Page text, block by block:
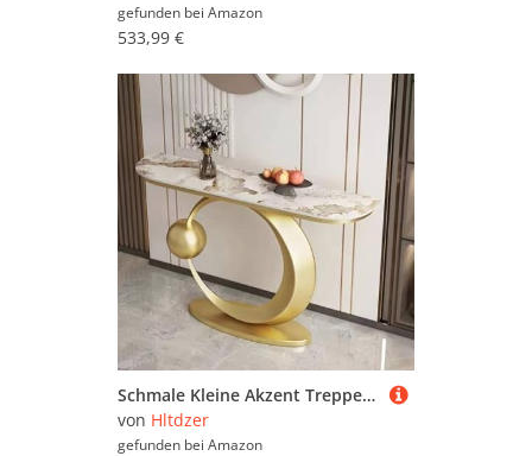
gefunden bei Amazon
533,99 €
Schmale Kleine Akzent Treppenhaus Tabelle mit Geometrischem Metallrahmen Lange Eingangshalle Tabelle Lange Treppenhaus Vestibül Tabelle Eingang Vestibül Treppenhaus(A,100*30*80CM/39.4*11.8*31.5IN)
von Hltdzer
gefunden bei Amazon